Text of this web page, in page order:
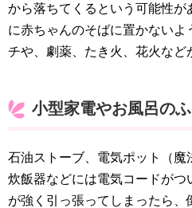
から落ちてくるという可能性が
に赤ちゃんのそばに置かないよ
チや、劇薬、たき火、花火など
小型家電やお風呂の
石油ストーブ、電気ポット（魔
炊飯器などには電気コードがつ
が強く引っ張ってしまったら、